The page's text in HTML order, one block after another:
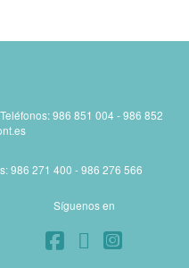
986 851 004 - 986 852
986 271 400 - 986 276 566
Síguenos en